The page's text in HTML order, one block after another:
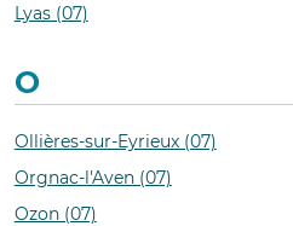
Lyas (07)
O
Ollières-sur-Eyrieux (07)
Orgnac-l'Aven (07)
Ozon (07)